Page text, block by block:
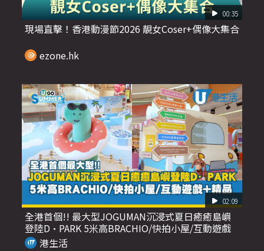
00:35
現場直擊！香港動漫節2026 靚女Coser+偶像大集合
ezone.hk
02:09
全港首個!! 最大型JOGUMAN沉浸式夏日癒癒島嶼
登陸D·PARK 5米高BRACHIO/快拍小屋/互動遊戲
+精品港生活